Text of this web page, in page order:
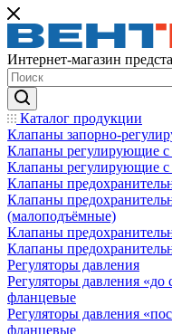
Интернет-магазин
Каталог продукции
Клапаны запорно-
Клапаны регулирующие с
Клапаны регулирующие
Клапаны
Клапаны
(малоподъёмные)
Клапаны
Клапаны
Регуляторы давления
Регуляторы давления «до
фланцевые
Регуляторы давления
фланцевые